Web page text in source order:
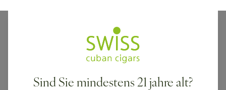
Sind Sie mindestens 21 jahre alt?
Internationaler Versand nach Kanada, Vereinigtes Königreich und